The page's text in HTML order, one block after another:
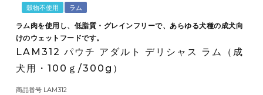
穀物不使用 ラム
ラム肉を使用し、低脂質・グレインフリーで、あらゆる犬種の成犬向
けのウェットフードです。
LAM312 パウチ アダルト デリシャス ラム（成
犬用・100ｇ/300g）
商品番号 LAM312